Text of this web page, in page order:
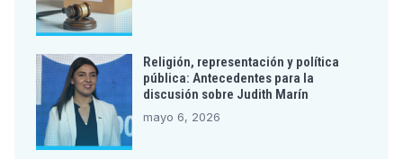
Religión, representación y política
pública: Antecedentes para la
discusión sobre Judith Marín
mayo 6, 2026